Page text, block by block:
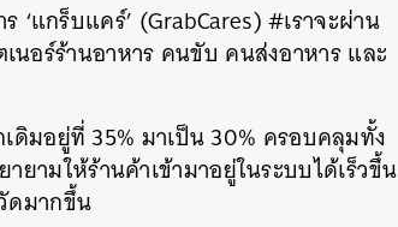
แกร็บแคร์’ (GrabCares) #เราจะผ่าน
นอร์ร้านอาหาร คนขับ คนส่งอาหาร และ
มอยู่ที่ 35% มาเป็น 30% ครอบคลุมทั้ง
ามให้ร้านค้าเข้ามาอยู่ในระบบได้เร็วขึ้น
ดมากขึ้น